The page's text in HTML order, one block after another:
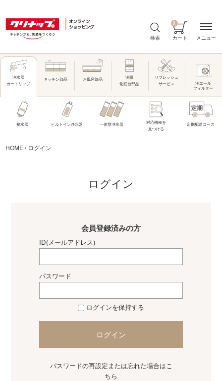
検索 カート
0
浄水器
カートリッジ
キッチン部品 お風呂部品
洗面
化粧台部品
リフレッシュ
サービス
洗エール
フィルター
整水器 ビルトイン浄水器 一体型浄水器
対応機種を
見つける
定期配送コース
HOME/ ログイン
ログイン
会員登録済みの方
ID(メールアドレス)
パスワード
ログインを保持する
ログイン
パスワードの再設定または忘れた場合はこ
ちら
メニュー